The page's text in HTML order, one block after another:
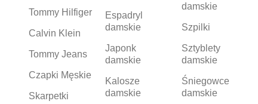
Tommy Hilfiger
Calvin Klein
Tommy Jeans
Czapki Męskie
Skarpetki
Espadryl
damskie
Japonk
damskie
Kalosze
damskie
damskie
Szpilki
Sztyblety
damskie
Śniegowce
damskie